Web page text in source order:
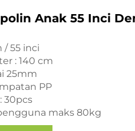
Anak 55 Inci
/ 55 inci
: 140 cm
25mm
PP
30pcs
maks 80kg